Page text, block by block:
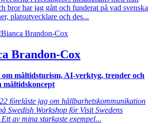
bror har jag gått och funderat på vad svenska
platsutvecklare och des...
Brandon-Cox
om måltidsturism, AI-verktyg, trender och
måltidskoncept
föreläste jag om hållbarhetskommunikation
Swedish Workshop för Visit Swedens
av mina starkaste exempel...